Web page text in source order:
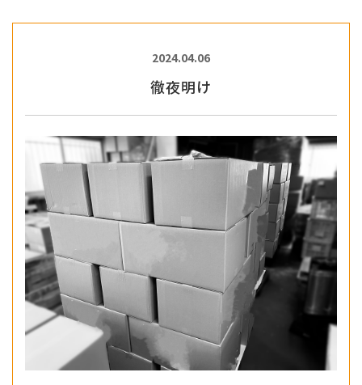
2024.04.06
徹夜明け